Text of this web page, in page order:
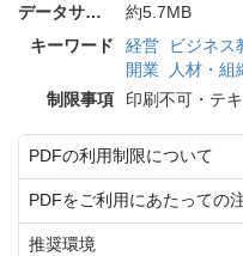
データサイズ
約5.7MB
キーワード
経営 ビジネス
開業
人材・組
制限事項
印刷不可・テ
PDFの利用制限について
PDFをご利用にあたっての
推奨環境